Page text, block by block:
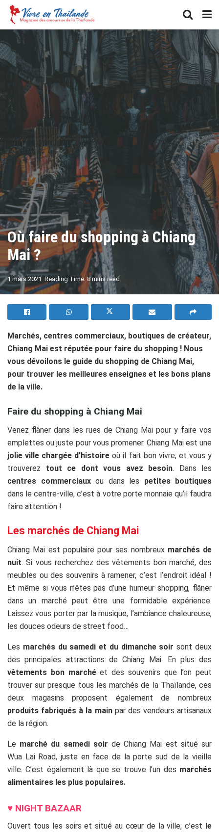
Où faire du shopping à Chiang
Mai ?
1 mars 2021 Reading Time: 8 mins read AA
Marchés, centres commerciaux, boutiques de créateur,
Chiang Mai est réputée pour faire du shopping ! Nous
vous dévoilons le guide du shopping de Chiang Mai,
pour trouver les meilleures enseignes et les bons plans
de la ville.
Faire du shopping à Chiang Mai
Venez flâner dans les rues de Chiang Mai pour y faire vos
emplettes ou juste pour vous promener. Chiang Mai est une
jolie ville chargée d’histoire où il fait bon vivre, et vous y
trouverez tout ce dont vous avez besoin. Dans les
centres commerciauxou dans les petites boutiques
dans le centre-ville, c’est à votre porte monnaie qu’il faudra
faire attention !
Les marchés de Chiang Mai
Chiang Mai est populaire pour ses nombreux marchés de
nuit. Si vous recherchez des vêtements bon marché, des
meubles ou des souvenirs à ramener, c’est l’endroit idéal !
Et même si vous n’êtes pas d’une humeur shopping, flâner
dans un marché peut être une formidable expérience.
Laissez vous porter par la musique, l’ambiance chaleureuse,
les douces odeurs de street food…
Les marchés du samedi et du dimanche soir sont deux
des principales attractions de Chiang Mai. En plus des
vêtements bon marchéet des souvenirs que l’on peut
trouver sur presque tous les marchés de la Thaïlande, ces
deux magasins proposent également de nombreux
produits fabriqués à la mainpar des vendeurs artisanaux
de la région.
Le marché du samedi soir de Chiang Mai est situé sur
Wua Lai Road, juste en face de la porte sud de la vieille
ville. C’est également là que se trouve l’un des marchés
alimentaires les plus populaires.
♥ NIGHT BAZAAR
Ouvert tous les soirs et situé au cœur de la ville, c’est le